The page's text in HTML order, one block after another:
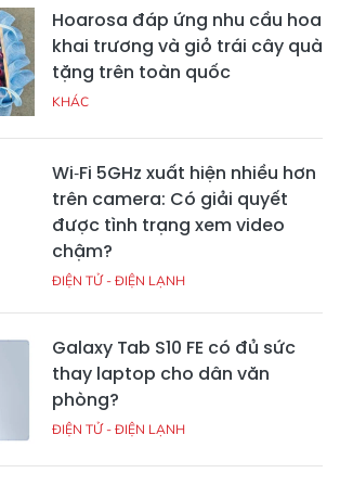
Hoarosa đáp ứng nhu cầu hoa
khai trương và giỏ trái cây quà
tặng trên toàn quốc
KHÁC
Wi‑Fi 5GHz xuất hiện nhiều hơn
trên camera: Có giải quyết
được tình trạng xem video
chậm?
ĐIỆN TỬ - ĐIỆN LẠNH
Galaxy Tab S10 FE có đủ sức
thay laptop cho dân văn
phòng?
ĐIỆN TỬ - ĐIỆN LẠNH